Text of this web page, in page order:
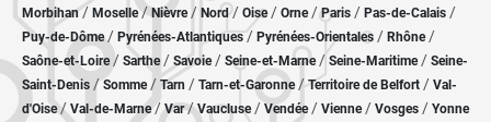
Morbihan/ Moselle/ Nièvre / Nord/ Oise / Orne/Paris / Pas-de-Calais /
Puy-de-Dôme/ Pyrénées-Atlantiques / Pyrénées-Orientales / Rhône/
Saône-et-Loire/ Sarthe/ Savoie/ Seine-et-Marne/ Seine-Maritime/ Seine-
Saint-Denis /Somme/ Tarn / Tarn-et-Garonne/Territoire de Belfort / Val-
d'Oise/ Val-de-Marne/Var/Vaucluse/ Vendée/ Vienne/ Vosges / Yonne